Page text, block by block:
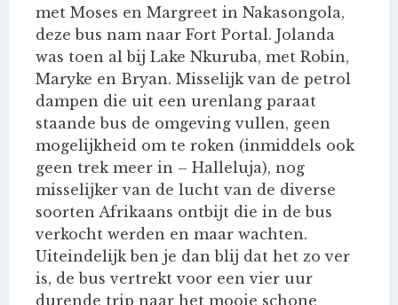
met Moses en Margreet in Nakasongola,
deze bus nam naar Fort Portal. Jolanda
was toen al bij Lake Nkuruba, met Robin,
Maryke en Bryan. Misselijk van de petrol
dampen die uit een urenlang paraat
staande bus de omgeving vullen, geen
mogelijkheid om te roken (inmiddels ook
geen trek meer in – Halleluja), nog
misselijker van de lucht van de diverse
soorten Afrikaans ontbijt die in de bus
verkocht werden en maar wachten.
Uiteindelijk ben je dan blij dat het zo ver
is, de bus vertrekt voor een vier uur
durende trip naar het mooie schone